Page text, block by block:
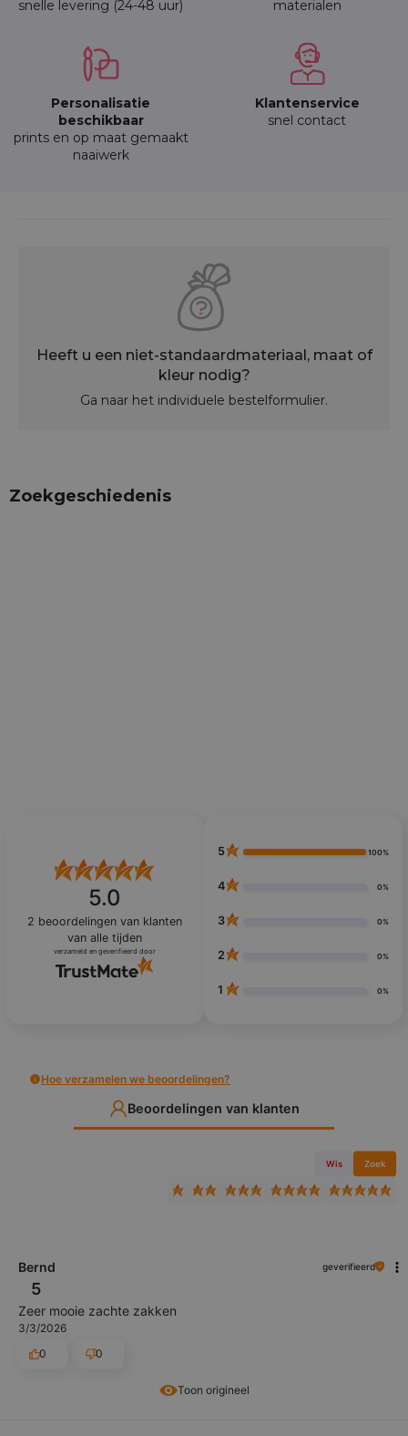
snelle levering (24-48 uur)
materialen
Personalisatie
beschikbaar
prints en op maat gemaakt
naaiwerk
Klantenservice
snel contact
Heeft u een niet-standaardmateriaal, maat of
kleur nodig?
Ga naar het individuele bestelformulier.
Zoekgeschiedenis
5.0
2 beoordelingen van klanten
van alle tijden
verzameld en geverifieerd door
5 100%
4 0%
3 0%
2 0%
1 0%
Hoe verzamelen we beoordelingen?
Beoordelingen van klanten
Wis Zoek
Toon origineel
Bernd geverifieerd
5
Zeer mooie zachte zakken
3/3/2026
0
0